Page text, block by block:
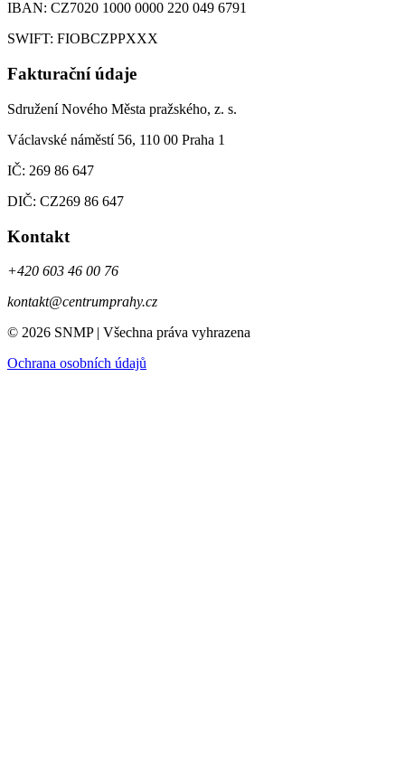
IBAN: CZ7020 1000 0000 220 049 6791
SWIFT: FIOBCZPPXXX
Fakturační údaje
Sdružení Nového Města pražského, z. s.
Václavské náměstí 56, 110 00 Praha 1
IČ: 269 86 647
DIČ: CZ269 86 647
Kontakt
+420 603 46 00 76
kontakt@centrumprahy.cz
© 2026 SNMP | Všechna práva vyhrazena
Ochrana osobních údajů